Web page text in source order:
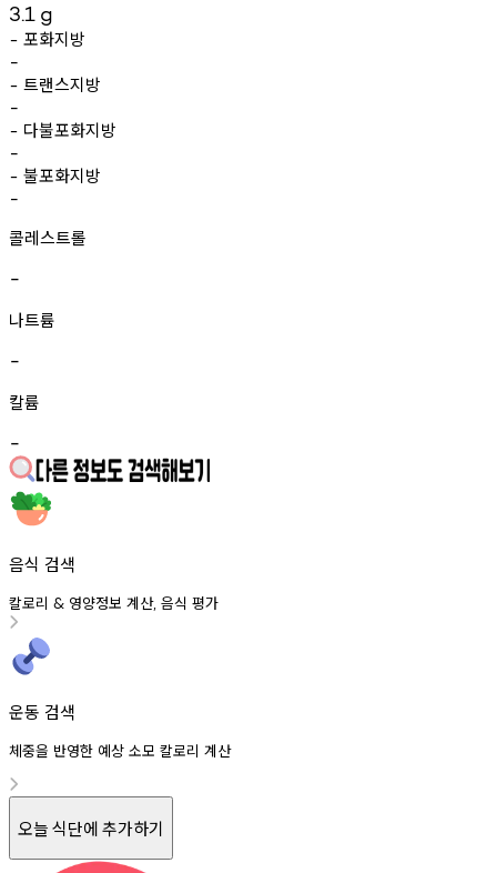
3.1 g
- 포화지방
-
- 트랜스지방
-
- 다불포화지방
-
- 불포화지방
-
콜레스트롤
-
나트륨
-
칼륨
-
음식 검색
칼로리 & 영양정보 계산, 음식 평가
운동 검색
체중을 반영한 예상 소모 칼로리 계산
오늘 식단에 추가하기